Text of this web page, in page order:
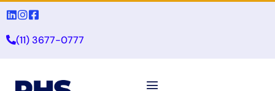
(11) 3677-0777